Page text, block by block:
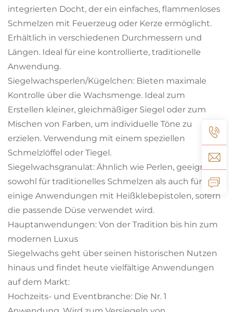
integrierten Docht, der ein einfaches, flammenloses
Schmelzen mit Feuerzeug oder Kerze ermöglicht.
Erhältlich in verschiedenen Durchmessern und
Längen. Ideal für eine kontrollierte, traditionelle
Anwendung.
Siegelwachsperlen/Kügelchen: Bieten maximale
Kontrolle über die Wachsmenge. Ideal zum
Erstellen kleiner, gleichmäßiger Siegel oder zum
Mischen von Farben, um individuelle Töne zu
erzielen. Verwendung mit einem speziellen
Schmelzlöffel oder Tiegel.
Siegelwachsgranulat: Ähnlich wie Perlen, geeignet
sowohl für traditionelles Schmelzen als auch für
einige Anwendungen mit Heißklebepistolen, sofern
die passende Düse verwendet wird.
Hauptanwendungen: Von der Tradition bis hin zum
modernen Luxus
Siegelwachs geht über seinen historischen Nutzen
hinaus und findet heute vielfältige Anwendungen
auf dem Markt:
Hochzeits- und Eventbranche: Die Nr. 1